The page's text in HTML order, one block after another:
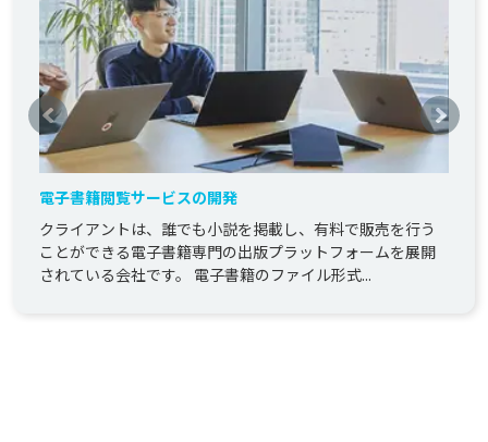
電子書籍閲覧サービスの開発
クライアントは、誰でも小説を掲載し、有料で販売を行う
ことができる電子書籍専門の出版プラットフォームを展開
されている会社です。 電子書籍のファイル形式...